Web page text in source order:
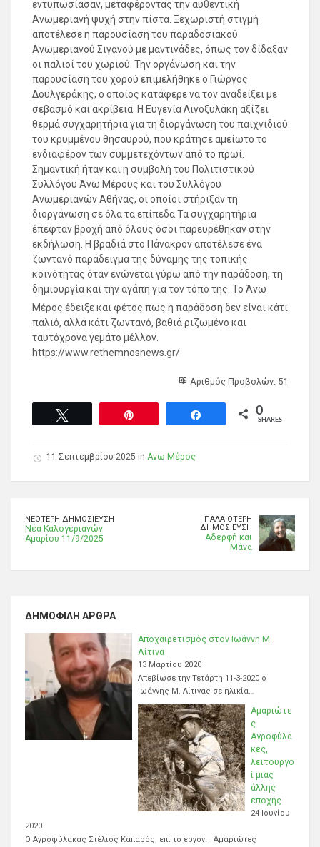
εντυπωσίασαν, μεταφέροντας την αυθεντική
Ανωμεριανή ψυχή στην πίστα. Ξεχωριστή στιγμή
αποτέλεσε η παρουσίαση του παραδοσιακού
Ανωμεριανού Σιγανού με μαντινάδες, όπως τον δίδαξαν
οι παλιοί του χωριού. Την οργάνωση και την
παρουσίαση του χορού επιμελήθηκε ο Γιώργος
Δουλγεράκης, ο οποίος κατάφερε να τον αναδείξει με
σεβασμό και ακρίβεια. Η Ευγενία Λινοξυλάκη αξίζει
θερμά συγχαρητήρια για τη διοργάνωση του παιχνιδιού
του κρυμμένου θησαυρού, που κράτησε αμείωτο το
ενδιαφέρον των συμμετεχόντων από το πρωί.
Σημαντική ήταν και η συμβολή του Πολιτιστικού
Συλλόγου Άνω Μέρους και του Συλλόγου
Ανωμεριανών Αθήνας, οι οποίοι στήριξαν τη
διοργάνωση σε όλα τα επίπεδα.Τα συγχαρητήρια
έπεφταν βροχή από όλους όσοι παρευρέθηκαν στην
εκδήλωση. Η βραδιά στο Πάνακρον αποτέλεσε ένα
ζωντανό παράδειγμα της δύναμης της τοπικής
κοινότητας όταν ενώνεται γύρω από την παράδοση, τη
δημιουργία και την αγάπη για τον τόπο της. Το Άνω
Μέρος έδειξε και φέτος πως η παράδοση δεν είναι κάτι
παλιό, αλλά κάτι ζωντανό, βαθιά ριζωμένο και
ταυτόχρονα γεμάτο μέλλον.
https://www.rethemnosnews.gr/
Αριθμός Προβολών: 51
0
SHARES
11 Σεπτεμβρίου 2025 in Ανω Μέρος
ΝΕΌΤΕΡΗ ΔΗΜΟΣΊΕΥΣΗ
Νέα Καλογεριανών
Αμαρίου 11/9/2025
ΠΑΛΑΙΌΤΕΡΗ
ΔΗΜΟΣΊΕΥΣΗ
Αδερφή και
Μάνα
ΔΗΜΟΦΙΛΉ ΆΡΘΡΑ
Αποχαιρετισμός στον Ιωάννη Μ.
Λίτινα
13 Μαρτίου 2020
Απεβίωσε την Τετάρτη 11-3-2020 ο
Ιωάννης Μ. Λίτινας σε ηλικία…
Αμαριώτε
ς
Αγροφύλα
κες,
λειτουργο
ί μιας
άλλης
εποχής
24 Ιουνίου
2020
Ο Αγροφύλακας Στέλιος Καπαρός, επί το έργον. Αμαριώτες